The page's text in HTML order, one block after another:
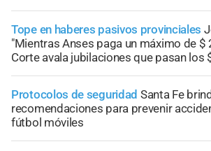
Tope en haberes pasivos provinciales
"Mientras Anses paga un máximo de $
Corte avala jubilaciones que pasan los
Protocolos de seguridad Santa Fe
recomendaciones para prevenir
fútbol móviles